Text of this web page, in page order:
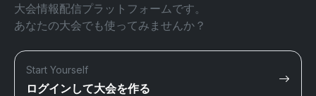
大会情報配信プラットフォームです。
あなたの大会でも使ってみませんか？
Start Yourself
ログインして大会を作る